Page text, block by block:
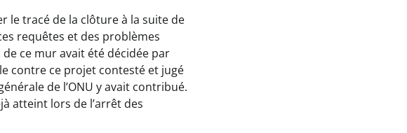
le tracé de la clôture à la suite de
requêtes et des problèmes
ce mur avait été décidée par
contre ce projet contesté et jugé
de l’ONU y avait contribué.
atteint lors de l’arrêt des